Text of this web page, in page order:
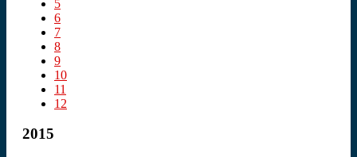
5
6
7
8
9
10
11
12
2015